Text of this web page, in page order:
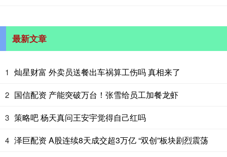
最新文章
1 灿星财富 外卖员送餐出车祸算工伤吗 真相来了
2 国信配资 产能突破万台！张雪给员工加餐龙虾
3 策略吧 杨天真问王安宇觉得自己红吗
4 泽巨配资 A股连续8天成交超3万亿 “双创”板块剧烈震荡